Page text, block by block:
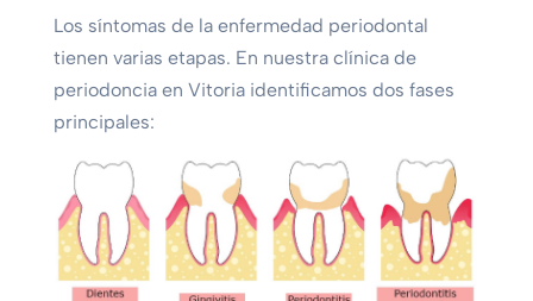
Los síntomas de la enfermedad periodontal
tienen varias etapas. En nuestra clínica de
periodoncia en Vitoria identificamos dos fases
principales: